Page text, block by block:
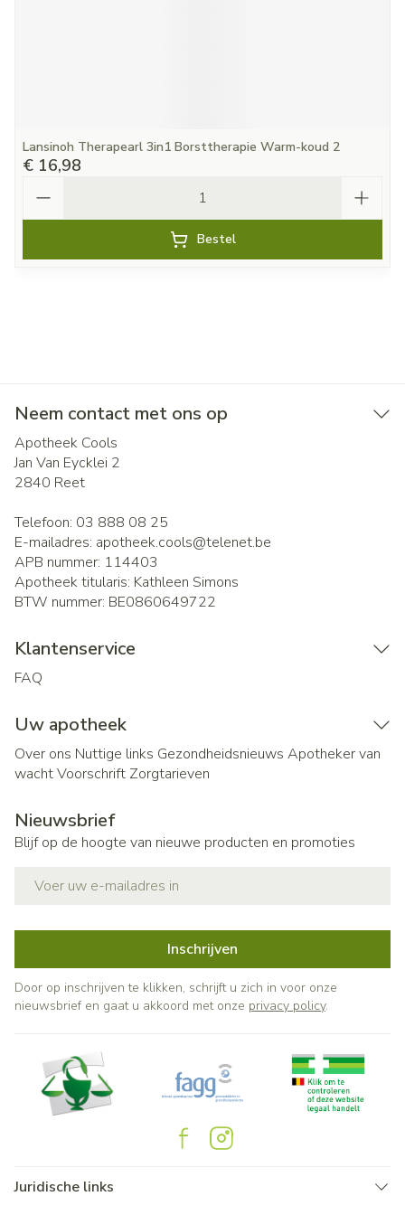
Lansinoh Therapearl 3in1 Borsttherapie Warm-koud 2
€ 16,98
Bestel
Neem contact met ons op
Apotheek Cools
Jan Van Eycklei 2
2840 Reet
Telefoon: 03 888 08 25
E-mailadres: apotheek.cools@telenet.be
APB nummer: 114403
Apotheek titularis: Kathleen Simons
BTW nummer: BE0860649722
Klantenservice
FAQ
Uw apotheek
Over ons Nuttige links Gezondheidsnieuws Apotheker van
wachtVoorschrift Zorgtarieven
Nieuwsbrief
Blijf op de hoogte van nieuwe producten en promoties
Inschrijven
Door op inschrijven te klikken, schrijft u zich in voor onze
nieuwsbrief en gaat u akkoord met onze privacy policy.
Juridische links